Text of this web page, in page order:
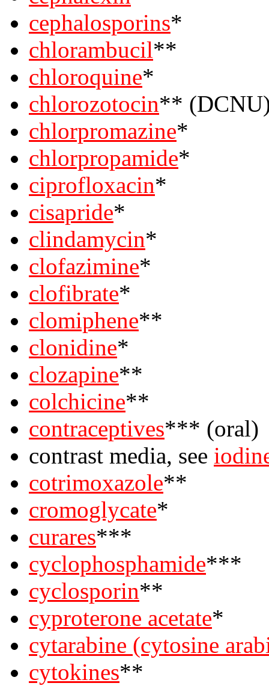
cephalosporins*
chlorambucil**
chloroquine*
chlorozotocin**
chlorpromazine*
chlorpropamide*
ciprofloxacin*
cisapride*
clindamycin*
clofazimine*
clofibrate*
clomiphene**
clonidine*
clozapine**
colchicine**
contraceptives*** (oral)
contrast media, see
cotrimoxazole**
cromoglycate*
curares***
cyclophosphamide***
cyclosporin**
cyproterone acetate*
cytarabine (cytosine
cytokines**